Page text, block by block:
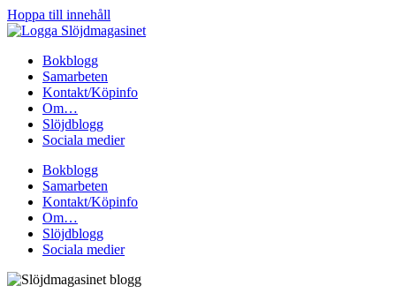
Hoppa till innehåll
Bokblogg
Samarbeten
Kontakt/Köpinfo
Om…
Slöjdblogg
Sociala medier
Bokblogg
Samarbeten
Kontakt/Köpinfo
Om…
Slöjdblogg
Sociala medier